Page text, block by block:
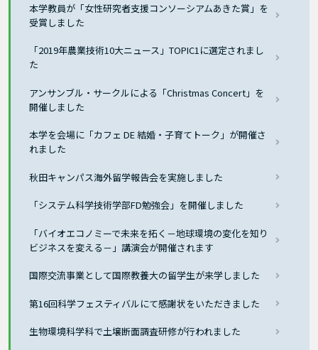
本学教員が「女性研究者支援コンソーシアムあきた賞」を
受賞しました
「2019年農業技術10大ニュース」TOPIC1に選定されまし
た
アンサンブル・サークルによる「Christmas Concert」を
開催しました
本学を会場に「カフェ DE 結婚・子育てトーク」が開催さ
れました
秋田キャンパス海外留学報告会を実施しました
「システム科学技術学部FD勉強会」を開催しました
「バイオエコノミーで未来を拓く－地球環境の変化を知り
ビジネスを変える－」講演会が開催されます
国際交流事業として国際教養大の留学生が来学しました
第16回科学フェスティバルにて感謝状をいただきました
生物環境科学科で土壌断面調査研修が行われました